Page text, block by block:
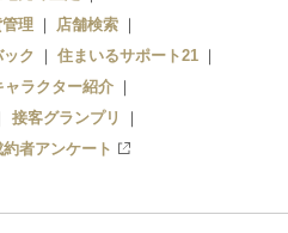
理
店舗検索
ック
住まいるサポート21
ャラクター紹介
接客グランプリ
約者アンケート